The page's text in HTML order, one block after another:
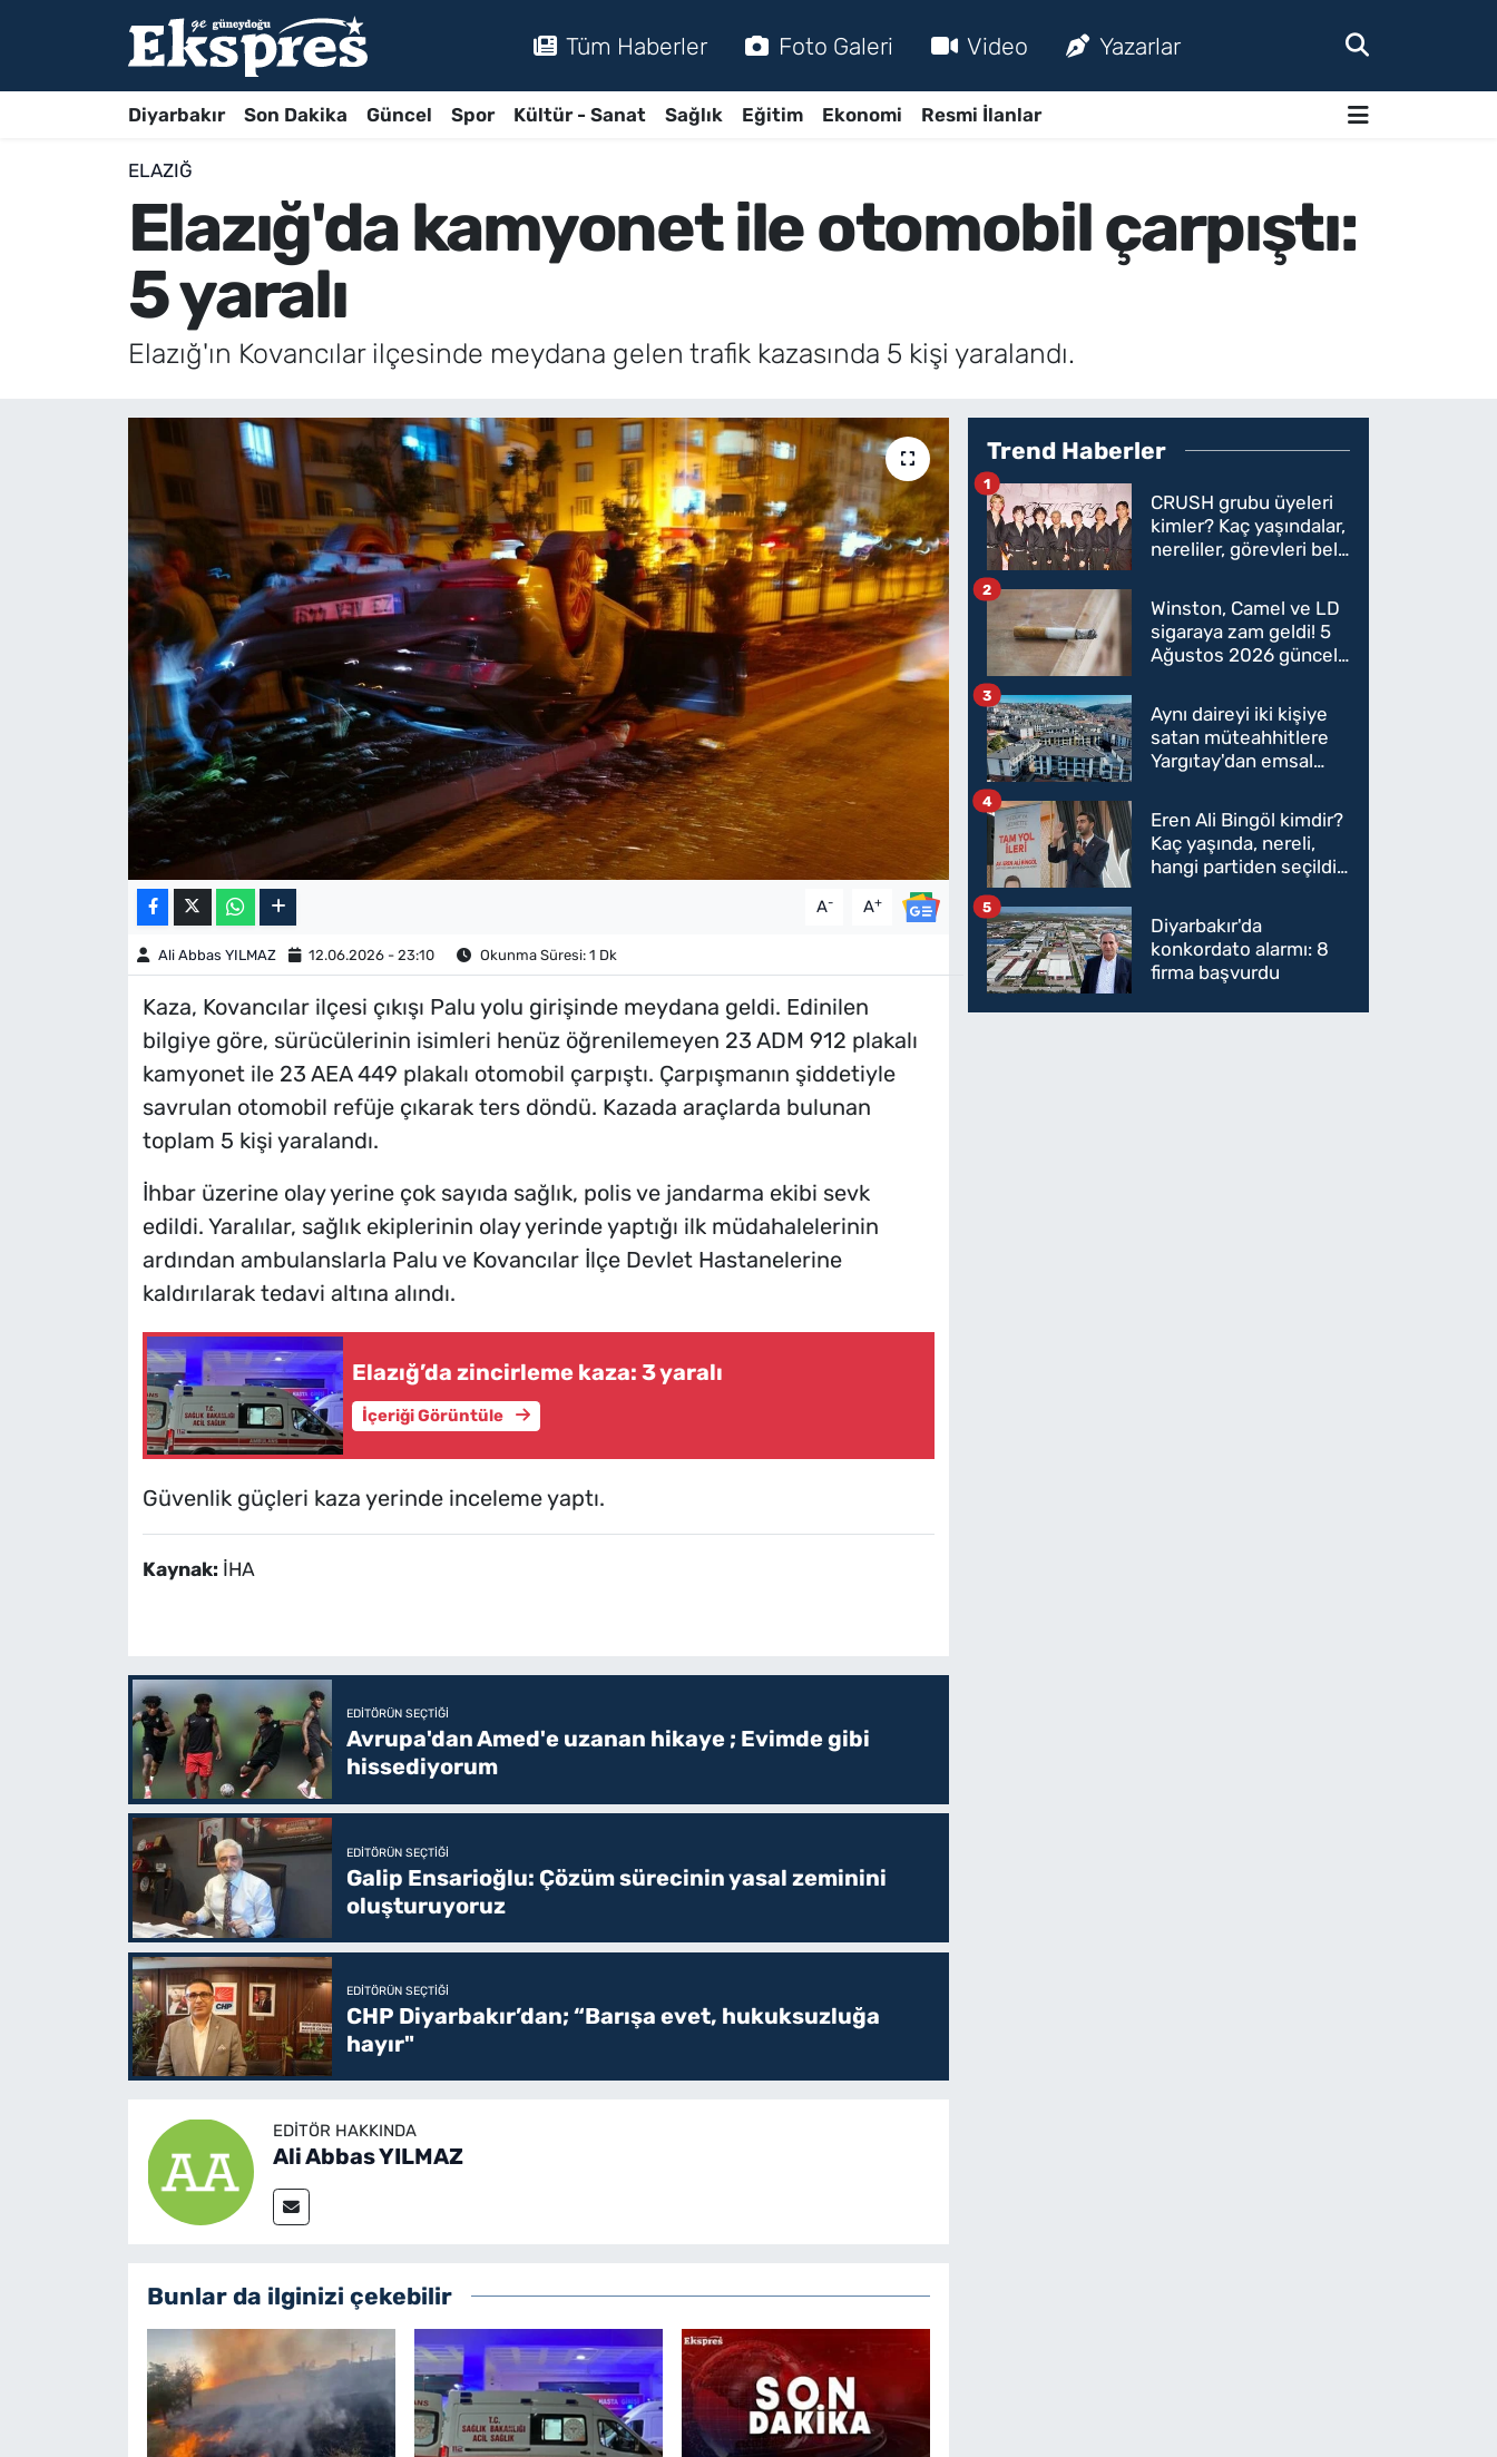
Tüm Haberler Foto Galeri Video Yazarlar
Diyarbakır Son Dakika Güncel Spor Kültür - Sanat Sağlık Eğitim Ekonomi Resmi İlanlar
ELAZIĞ
Elazığ'da kamyonet ile otomobil çarpıştı:
5 yaralı
Elazığ'ın Kovancılar ilçesinde meydana gelen trafik kazasında 5 kişi yaralandı.
A- A+
Ali Abbas YILMAZ 12.06.2026 - 23:10 Okunma Süresi: 1 Dk
Kaza, Kovancılar ilçesi çıkışı Palu yolu girişinde meydana geldi. Edinilen
bilgiye göre, sürücülerinin isimleri henüz öğrenilemeyen 23 ADM 912 plakalı
kamyonet ile 23 AEA 449 plakalı otomobil çarpıştı. Çarpışmanın şiddetiyle
savrulan otomobil refüje çıkarak ters döndü. Kazada araçlarda bulunan
toplam 5 kişi yaralandı.
İhbar üzerine olay yerine çok sayıda sağlık, polis ve jandarma ekibi sevk
edildi. Yaralılar, sağlık ekiplerinin olay yerinde yaptığı ilk müdahalelerinin
ardından ambulanslarla Palu ve Kovancılar İlçe Devlet Hastanelerine
kaldırılarak tedavi altına alındı.
Elazığ’da zincirleme kaza: 3 yaralı
İçeriği Görüntüle
Güvenlik güçleri kaza yerinde inceleme yaptı.
Kaynak: İHA
EDITÖRÜN SEÇTIĞI
Avrupa'dan Amed'e uzanan hikaye ; Evimde gibi
hissediyorum
EDITÖRÜN SEÇTIĞI
Galip Ensarioğlu: Çözüm sürecinin yasal zeminini
oluşturuyoruz
EDITÖRÜN SEÇTIĞI
CHP Diyarbakır’dan; “Barışa evet, hukuksuzluğa
hayır"
EDITÖR HAKKINDA
Ali Abbas YILMAZ
Bunlar da ilginizi çekebilir
Trend Haberler
CRUSH grubu üyeleri
kimler? Kaç yaşındalar,
nereliler, görevleri belli
1
Winston, Camel ve LD
sigaraya zam geldi! 5
Ağustos 2026 güncel
oldu
2
Aynı daireyi iki kişiye
satan müteahhitlere
Yargıtay'dan emsal
3
Eren Ali Bingöl kimdir?
Kaç yaşında, nereli,
hangi partiden seçildi?
Parti'ye mi geçecek?
4
Diyarbakır'da
konkordato alarmı: 8
firma başvurdu
5